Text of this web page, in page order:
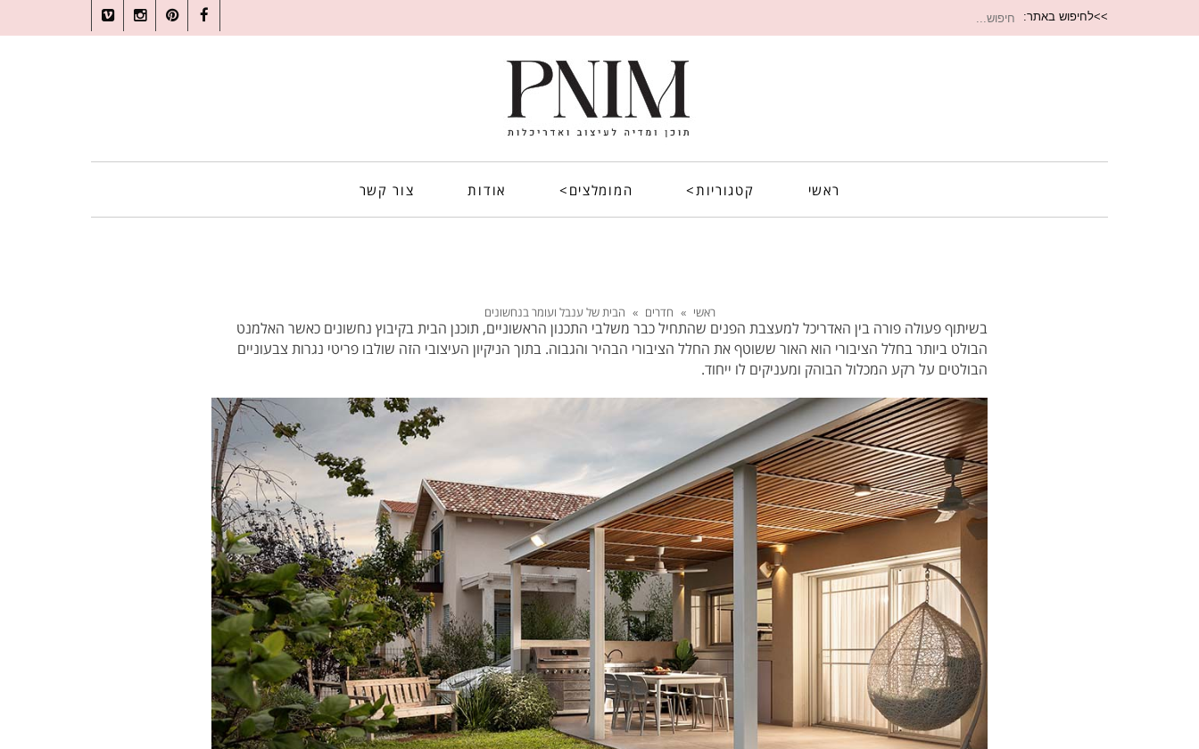
>>לחיפוש באתר: חיפוש
Facebook
Pinterest
Instagram
Vimeo
ראשי קטגוריות> המומלצים> אודות צור קשר
ראשי » חדרים » הבית של ענבל ועומר בנחשונים
בשיתוף פעולה פורה בין האדריכל למעצבת הפנים שהתחיל כבר משלבי התכנון הראשוניים, תוכנן הבית בקיבוץ נחשונים​ כאשר האלמנט
הבולט ביותר בחלל הציבורי הוא האור ששוטף את החלל הציבורי הבהיר והגבוה. בתוך הניקיון העיצובי הזה שולבו פריטי נגרות צבעוניים
הבולטים על רקע המכלול הבוהק ומעניקים לו ייחוד.